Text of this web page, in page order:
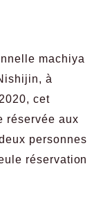
machiya
à
cet
réservée aux
personnes
réservation